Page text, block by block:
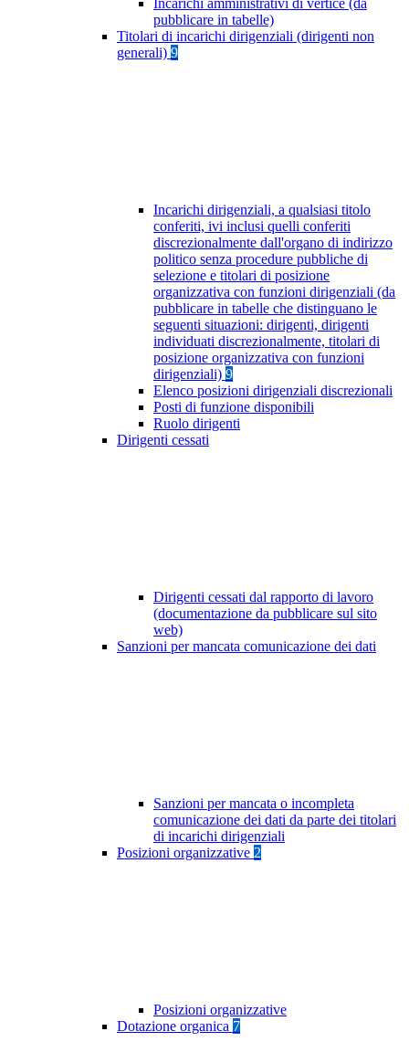
Incarichi amministrativi di vertice (da
pubblicare in tabelle)
Titolari di incarichi dirigenziali (dirigenti non
generali) 9
Incarichi dirigenziali, a qualsiasi titolo
conferiti, ivi inclusi quelli conferiti
discrezionalmente dall'organo di indirizzo
politico senza procedure pubbliche di
selezione e titolari di posizione
organizzativa con funzioni dirigenziali (da
pubblicare in tabelle che distinguano le
seguenti situazioni: dirigenti, dirigenti
individuati discrezionalmente, titolari di
posizione organizzativa con funzioni
dirigenziali) 9
Elenco posizioni dirigenziali discrezionali
Posti di funzione disponibili
Ruolo dirigenti
Dirigenti cessati
Dirigenti cessati dal rapporto di lavoro
(documentazione da pubblicare sul sito
web)
Sanzioni per mancata comunicazione dei dati
Sanzioni per mancata o incompleta
comunicazione dei dati da parte dei titolari
di incarichi dirigenziali
Posizioni organizzative 2
Posizioni organizzative
Dotazione organica 7